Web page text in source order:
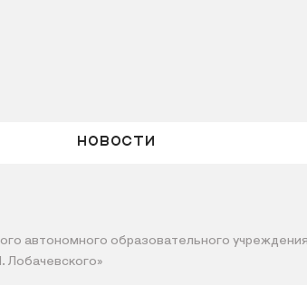
Новости
автономного образовательного
Лобачевского»